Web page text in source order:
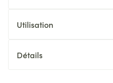
Utilisation
Détails